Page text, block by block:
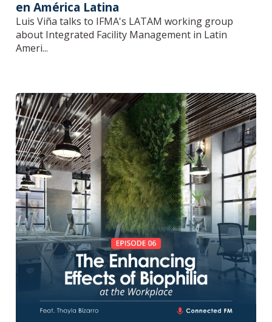
en América Latina
Luis Viña talks to IFMA's LATAM working group
about Integrated Facility Management in Latin
Ameri...